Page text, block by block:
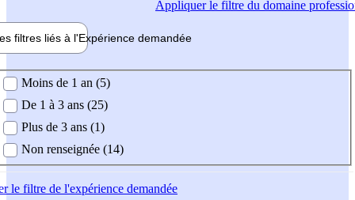
Appliquerle filtre du domaine
filtres liés à l'Expérience demandée
demandée
Moins de 1 an (5)
De 1 à 3 ans (25)
Plus de 3 ans (1)
Non renseignée (14)
le filtre de l'expérience demandée